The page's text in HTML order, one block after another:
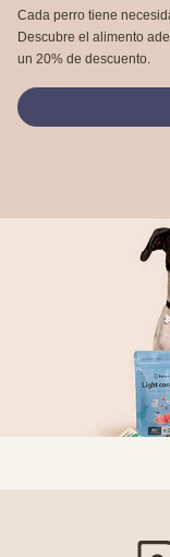
Cada perro tiene
Descubre el alimento
un 20% de descuento.